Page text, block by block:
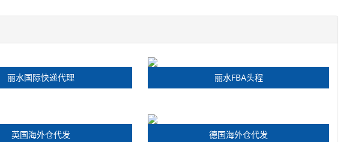
丽水国际快递代理 丽水FBA头程
英国海外仓代发 德国海外仓代发